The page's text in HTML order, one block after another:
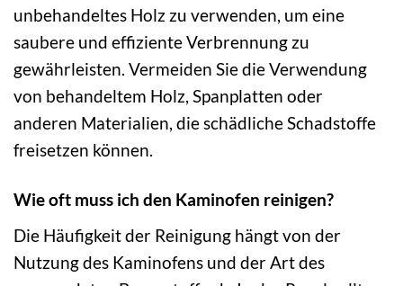
unbehandeltes Holz zu verwenden, um eine
saubere und effiziente Verbrennung zu
gewährleisten. Vermeiden Sie die Verwendung
von behandeltem Holz, Spanplatten oder
anderen Materialien, die schädliche Schadstoffe
freisetzen können.
Wie oft muss ich den Kaminofen reinigen?
Die Häufigkeit der Reinigung hängt von der
Nutzung des Kaminofens und der Art des